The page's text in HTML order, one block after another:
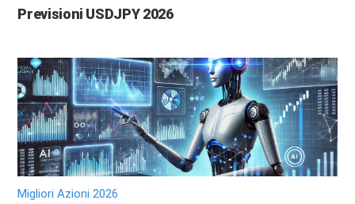
Previsioni USDJPY 2026
Migliori Azioni 2026